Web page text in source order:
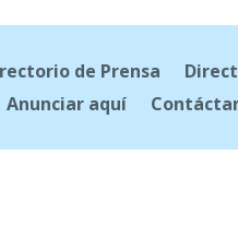
de Prensa
Anunciar aquí